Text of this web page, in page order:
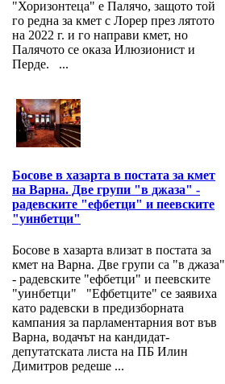
"Хоризонтеца" е Палячо, защото той
го редна за кмет с Лорер през лятото
на 2022 г. и го направи кмет, но
Палячото се оказа Илюзионист и
Перде. ...
Босове в хазарта в постата за кмет
на Варна. Две групи "в джаза" -
радевските "ефбетци" и пеевските
"уинбетци"
Босове в хазарта влизат в постата за
кмет на Варна. Две групи са "в джаза"
- радевските "ефбетци" и пеевските
"уинбетци" "Ефбетците" се заявиха
като радевски в предизборната
кампания за парламентарния вот във
Варна, водачът на кандидат-
депутатската листа на ПБ Илин
Димитров редеше ...